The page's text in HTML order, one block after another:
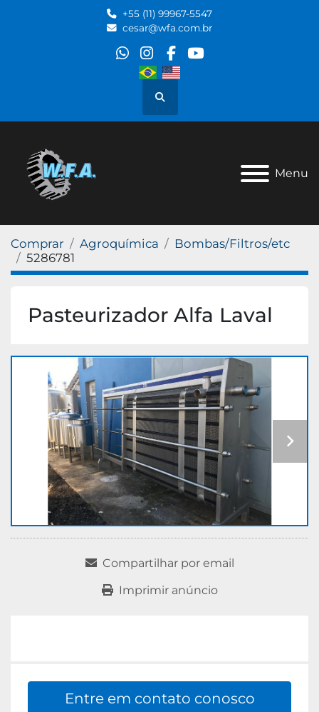
+55 (11) 99967-5547
cesar@wfa.com.br
whatsapp
instagram
facebook
youtube
Pesquisar
Menu
Comprar Agroquímica
Bombas/Filtros/etc
5286781
Pasteurizador Alfa Laval
Compartilhar por email
Imprimir anúncio
Entre em contato conosco